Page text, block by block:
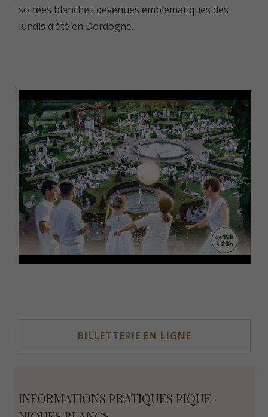
soirées blanches devenues emblématiques des
lundis d’été en Dordogne.
BILLETTERIE EN LIGNE
INFORMATIONS PRATIQUES PIQUE-